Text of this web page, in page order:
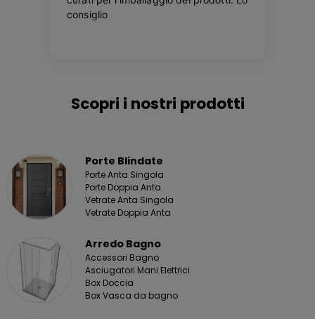
Scopri i nostri prodotti
Porte Blindate
Porte Anta Singola
Porte Doppia Anta
Vetrate Anta Singola
Vetrate Doppia Anta
Arredo Bagno
Accessori Bagno
Asciugatori Mani Elettrici
Box Doccia
Box Vasca da bagno